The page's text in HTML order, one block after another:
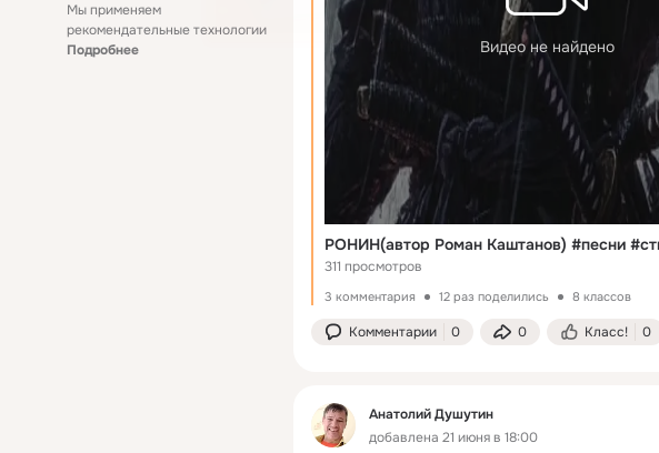
Мы применяем
рекомендательные технологии
Подробнее
Видео не найдено
РОНИН(автор Роман Каштанов) #песни
311 просмотров
3 комментария 12 раз поделились 8 классов
Комментарии 0 0 Класс! 0
Анатолий Душутин
добавлена 21 июня в 18:00